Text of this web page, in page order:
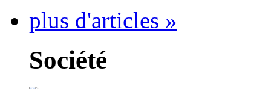
plus d'articles »
Société